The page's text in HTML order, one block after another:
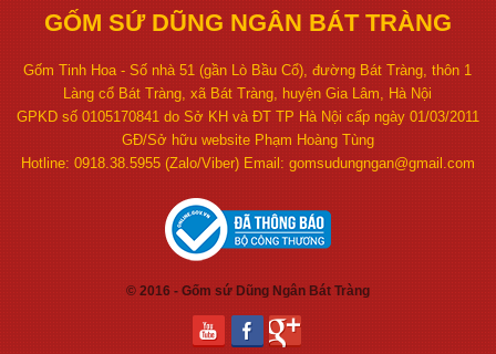
GỐM SỨ DŨNG NGÂN BÁT TRÀNG
Gốm Tinh Hoa - Số nhà 51 (gần Lò Bầu Cổ), đường Bát Tràng, thôn 1
Làng cổ Bát Tràng, xã Bát Tràng, huyện Gia Lâm, Hà Nội
GPKD số 0105170841 do Sở KH và ĐT TP Hà Nội cấp ngày 01/03/2011
GĐ/Sở hữu website Phạm Hoàng Tùng
Hotline: 0918.38.5955 (Zalo/Viber) Email: gomsudungngan@gmail.com
© 2016 - Gốm sứ Dũng Ngân Bát Tràng